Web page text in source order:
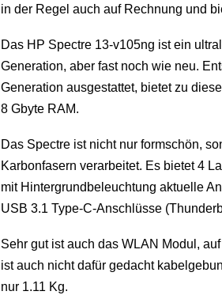
in der Regel auch auf Rechnung und
Das HP Spectre 13-v105ng ist ein
Generation, aber fast noch wie neu.
Generation ausgestattet, bietet zu
8 Gbyte RAM.
Das Spectre ist nicht nur formschön,
Karbonfasern verarbeitet. Es bietet 4
mit Hintergrundbeleuchtung aktuelle
USB 3.1 Type-C-Anschlüsse
Sehr gut ist auch das WLAN Modul,
ist auch nicht dafür gedacht
nur 1.11 Kg.